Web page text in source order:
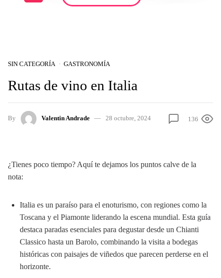
SIN CATEGORÍA GASTRONOMÍA
Rutas de vino en Italia
By Valentin Andrade 28 octubre, 2024 136
¿Tienes poco tiempo? Aquí te dejamos los puntos calve de la
nota:
Italia es un paraíso para el enoturismo, con regiones como la
Toscana y el Piamonte liderando la escena mundial. Esta guía
destaca paradas esenciales para degustar desde un Chianti
Classico hasta un Barolo, combinando la visita a bodegas
históricas con paisajes de viñedos que parecen perderse en el
horizonte.